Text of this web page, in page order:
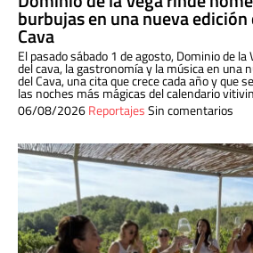
burbujas en una nueva edición
Cava
El pasado sábado 1 de agosto, Dominio de
del cava, la gastronomía y la música en una
del Cava, una cita que crece cada año y que
las noches más mágicas del calendario
06/08/2026ReportajesSin comentarios